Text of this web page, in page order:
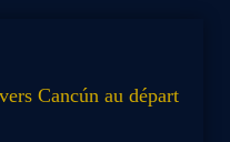
Cancún au départ